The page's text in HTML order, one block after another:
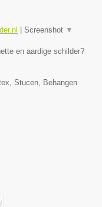
| Screenshot ▼
en aardige schilder?
Stucen, Behangen